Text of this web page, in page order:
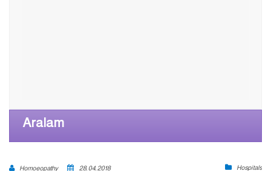
Aralam
Hospitals